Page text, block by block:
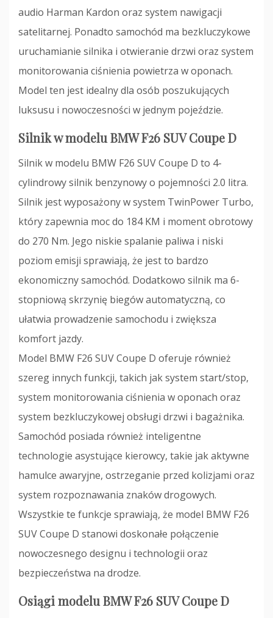
audio Harman Kardon oraz system nawigacji
satelitarnej. Ponadto samochód ma bezkluczykowe
uruchamianie silnika i otwieranie drzwi oraz system
monitorowania ciśnienia powietrza w oponach.
Model ten jest idealny dla osób poszukujących
luksusu i nowoczesności w jednym pojeździe.
Silnik w modelu BMW F26 SUV Coupe D
Silnik w modelu BMW F26 SUV Coupe D to 4-
cylindrowy silnik benzynowy o pojemności 2.0 litra.
Silnik jest wyposażony w system TwinPower Turbo,
który zapewnia moc do 184 KM i moment obrotowy
do 270 Nm. Jego niskie spalanie paliwa i niski
poziom emisji sprawiają, że jest to bardzo
ekonomiczny samochód. Dodatkowo silnik ma 6-
stopniową skrzynię biegów automatyczną, co
ułatwia prowadzenie samochodu i zwiększa
komfort jazdy.
Model BMW F26 SUV Coupe D oferuje również
szereg innych funkcji, takich jak system start/stop,
system monitorowania ciśnienia w oponach oraz
system bezkluczykowej obsługi drzwi i bagażnika.
Samochód posiada również inteligentne
technologie asystujące kierowcy, takie jak aktywne
hamulce awaryjne, ostrzeganie przed kolizjami oraz
system rozpoznawania znaków drogowych.
Wszystkie te funkcje sprawiają, że model BMW F26
SUV Coupe D stanowi doskonałe połączenie
nowoczesnego designu i technologii oraz
bezpieczeństwa na drodze.
Osiągi modelu BMW F26 SUV Coupe D